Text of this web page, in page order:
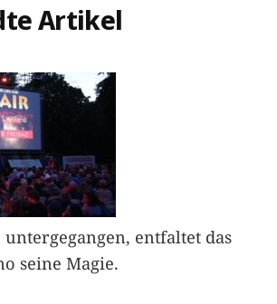
Artikel
untergegangen, entfaltet das
seine Magie.